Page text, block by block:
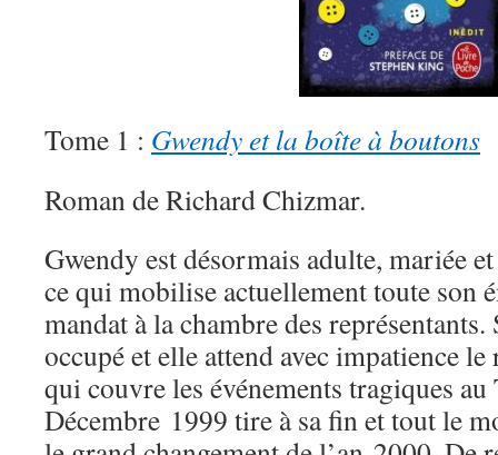
Tome 1 : Gwendy et la boîte à boutons
Roman de Richard Chizmar.
Gwendy est désormais adulte, mariée
ce qui mobilise actuellement toute son
mandat à la chambre des
occupé et elle attend avec impatience
qui couvre les événements tragiques
Décembre 1999 tire à sa fin et tout le